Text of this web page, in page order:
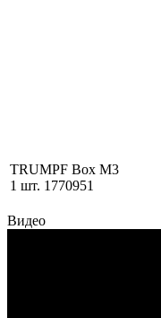
TRUMPF Box M3
1 шт. 1770951
Видео